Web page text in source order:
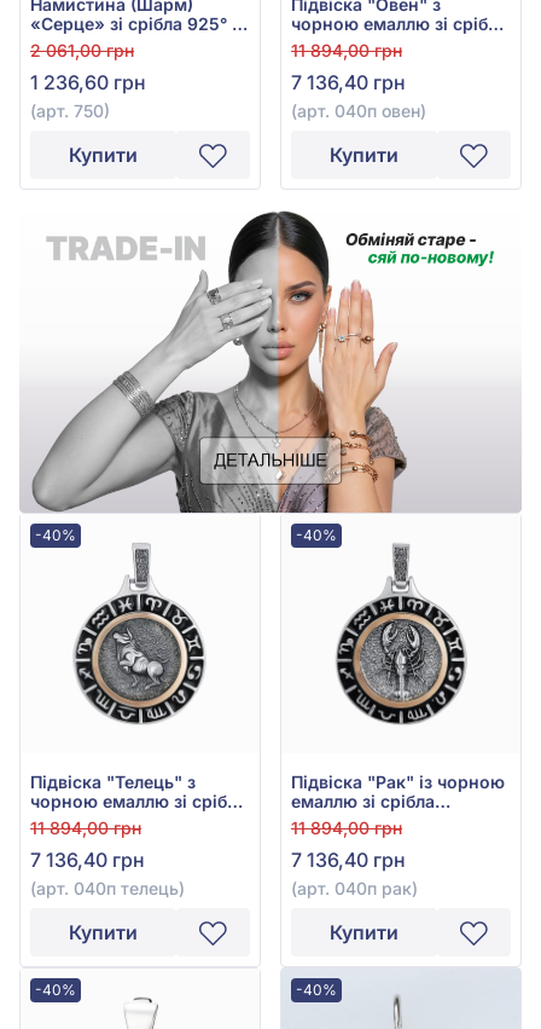
Намистина (Шарм)
«Серце» зі срібла 925° з
Рожевою, Фіолетовою,
Блакитною, Жовтою та
Бірюзовою Емаллю, арт.
750
2 061,00 грн
1 236,60 грн
(арт. 750)
Купити
Підвіска "Овен" з
чорною емаллю зі срібла
925°/375°, арт. 040п овен
11 894,00 грн
7 136,40 грн
(арт. 040п овен)
Купити
-40%
Підвіска "Телець" з
чорною емаллю зі срібла
925°/375°, арт. 040п
телець
11 894,00 грн
7 136,40 грн
(арт. 040п телець)
Купити
-40%
Підвіска "Рак" із чорною
емаллю зі срібла
925°/375°, арт. 040п рак
11 894,00 грн
7 136,40 грн
(арт. 040п рак)
Купити
-40% -40%